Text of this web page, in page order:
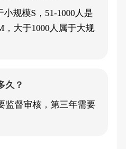
小规模S，51-1000人是
，大于1000人属于大规
久？
监督审核，第三年需要